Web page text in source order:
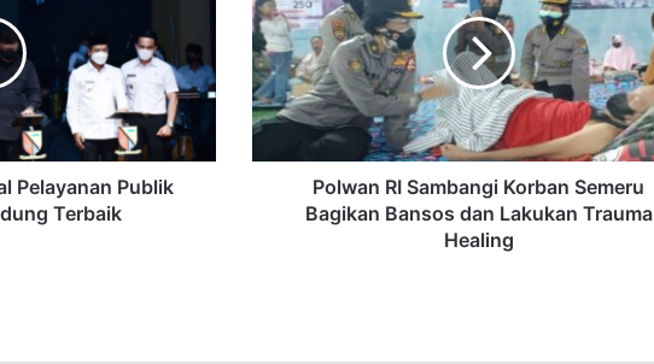
Pelayanan Publik
Terbaik
Polwan RI Sambangi Korban Semeru
Bagikan Bansos dan Lakukan Trauma
Healing